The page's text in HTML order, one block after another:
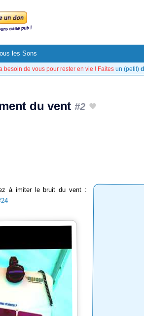
les Sons
besoin de vous pour rester en vie ! Faites un (petit)
du vent #2
à imiter le bruit du vent :